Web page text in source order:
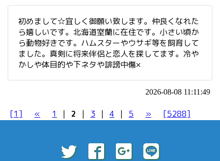
初めまして☆宜しく御願い致します。仲良くなれた
ら嬉しいです。北海道室蘭に在住です。小さい頃か
ら動物好きです。ハムスターやウサギ等を飼育して
ました。真剣に将来伴侶と恋人を探してます。冷や
かしや体目的や下ネタや誹謗中傷×
2026-08-08 11:11:49
[1] « 1 | 2 | 3 | 4 | 5 » [5288]